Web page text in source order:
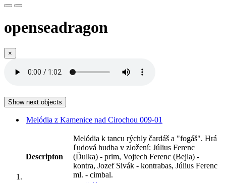
openseadragon
×
Show next objects
Melódia z Kamenice nad Cirochou 009-01
Descripton
Melódia k tancu rýchly čardáš a "fogáš". Hrá
ľudová hudba v zložení: Július Ferenc
(Ďulka) - prim, Vojtech Ferenc (Bejla) -
kontra, Jozef Sivák - kontrabas, Július Ferenc
ml. - cimbal.